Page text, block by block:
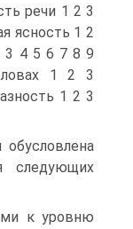
речи 1 2 3
ясность 1 2
3 4 5 6 7 8 9
1 2 3
1 2 3
обусловлена
следующих
к уровню